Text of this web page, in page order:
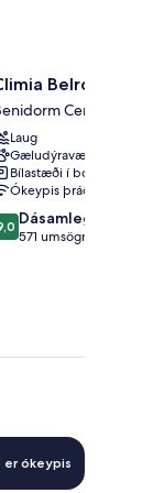
Centro
Belroy 4*
Centro
Laug
Gæludýravænt
Bílastæði í boði
Ókeypis þráðlaust net
Dásamlegt
571 umsögn
er ókeypis